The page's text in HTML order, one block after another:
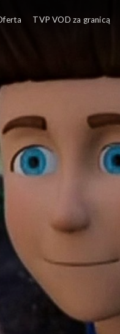
TVP VOD za granicą